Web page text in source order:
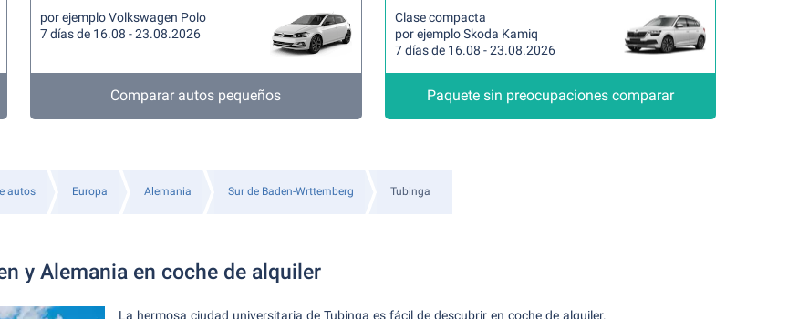
por ejemplo Volkswagen Polo
7 días de 16.08 - 23.08.2026
Comparar autos pequeños
Clase compacta
por ejemplo Skoda Kamiq
7 días de 16.08 - 23.08.2026
Paquete sin preocupaciones comparar
autos Europa Alemania Sur de Baden-Wrttemberg Tubinga
y Alemania en coche de alquiler
La hermosa ciudad universitaria de Tubinga es fácil de descubrir en coche de alquiler.